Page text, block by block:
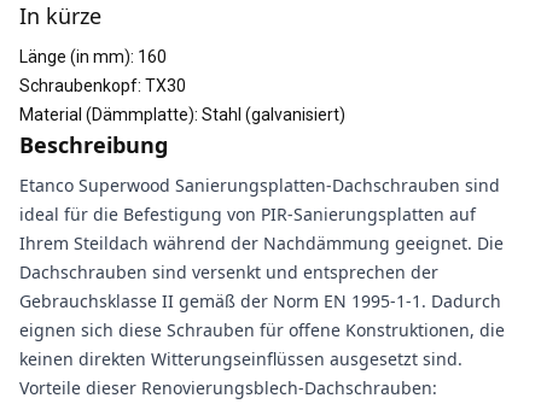
In kürze
Länge (in mm): 160
Schraubenkopf: TX30
Material (Dämmplatte): Stahl (galvanisiert)
Beschreibung
Etanco Superwood Sanierungsplatten-Dachschrauben sind
ideal für die Befestigung von PIR-Sanierungsplatten auf
Ihrem Steildach während der Nachdämmung geeignet. Die
Dachschrauben sind versenkt und entsprechen der
Gebrauchsklasse II gemäß der Norm EN 1995-1-1. Dadurch
eignen sich diese Schrauben für offene Konstruktionen, die
keinen direkten Witterungseinflüssen ausgesetzt sind.
Vorteile dieser Renovierungsblech-Dachschrauben: